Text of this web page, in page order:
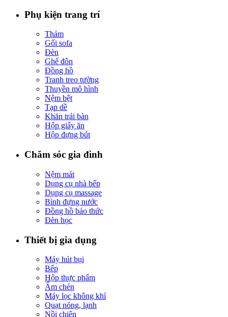
Phụ kiện trang trí
Thảm
Gối sofa
Đèn
Ghế đôn
Đồng hồ
Tranh treo tường
Thuyền mô hình
Nệm bệt
Tạp dề
Khăn trải bàn
Hộp giấy ăn
Hộp đựng bút
Chăm sóc gia đình
Nệm mát
Dụng cụ nhà bếp
Dụng cụ massage
Bình đựng nước
Đồng hồ báo thức
Đèn học
Thiết bị gia dụng
Máy hút bụi
Bếp
Hộp thực phẩm
Ấm chén
Máy lọc không khí
Quạt nóng, lạnh
Nồi chiên